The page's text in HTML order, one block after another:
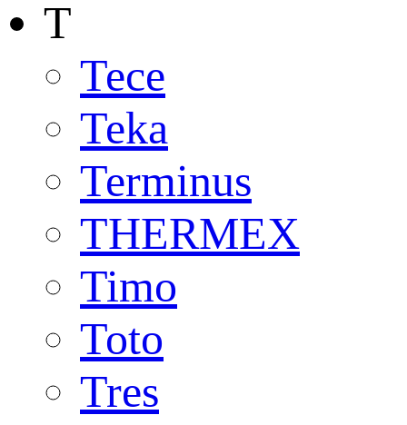
T
Tece
Teka
Terminus
THERMEX
Timo
Toto
Tres